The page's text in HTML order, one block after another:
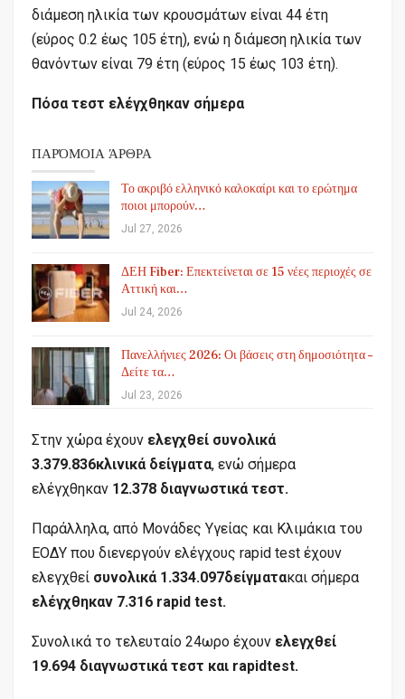
διάμεση ηλικία των κρουσμάτων είναι 44 έτη
(εύρος 0.2 έως 105 έτη), ενώ η διάμεση ηλικία των
θανόντων είναι 79 έτη (εύρος 15 έως 103 έτη).
Πόσα τεστ ελέγχθηκαν σήμερα
ΠΑΡΌΜΟΙΑ ΆΡΘΡΑ
Το ακριβό ελληνικό καλοκαίρι και το ερώτημα
ποιοι μπορούν…
Jul 27, 2026
ΔΕΗ Fiber: Επεκτείνεται σε 15 νέες περιοχές σε
Αττική και…
Jul 24, 2026
Πανελλήνιες 2026: Οι βάσεις στη δημοσιότητα –
Δείτε τα…
Jul 23, 2026
Στην χώρα έχουν ελεγχθεί συνολικά
3.379.836κλινικά δείγματα, ενώ σήμερα
ελέγχθηκαν 12.378 διαγνωστικά τεστ.
Παράλληλα, από Μονάδες Υγείας και Κλιμάκια του
ΕΟΔΥ που διενεργούν ελέγχους rapid test έχουν
ελεγχθεί συνολικά 1.334.097δείγματακαι σήμερα
ελέγχθηκαν 7.316 rapid test.
Συνολικά το τελευταίο 24ωρο έχουν ελεγχθεί
19.694 διαγνωστικά τεστ και rapidtest.